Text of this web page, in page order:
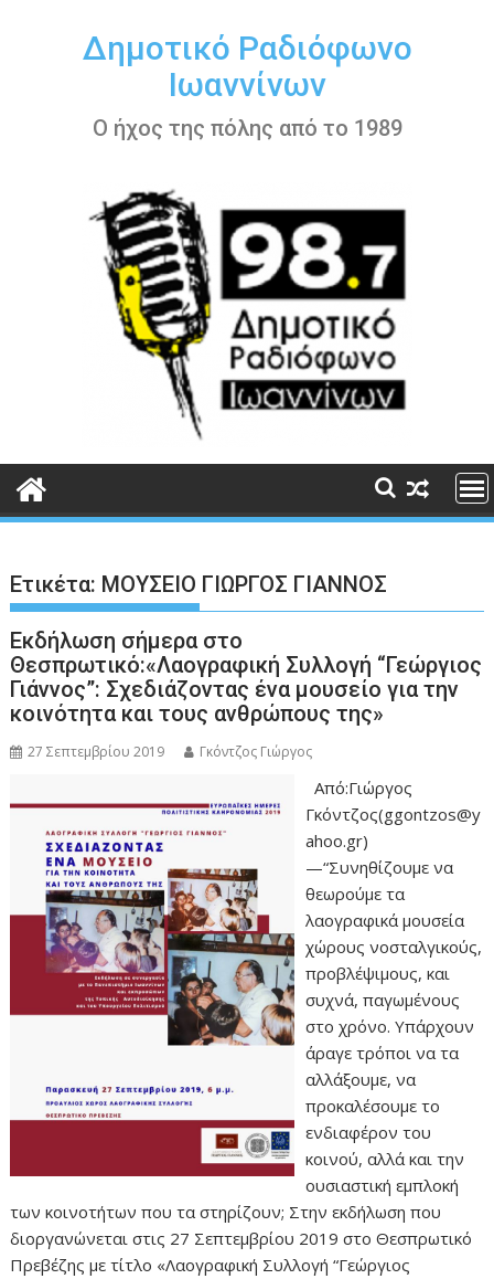
περιεχόμενοΔημοτικό Ραδιόφωνο
Ιωαννίνων
Ο ήχος της πόλης από το 1989
Ετικέτα: ΜΟΥΣΕΙΟ ΓΙΩΡΓΟΣ ΓΙΑΝΝΟΣ
Εκδήλωση σήμερα στο
Θεσπρωτικό:«Λαογραφική Συλλογή “Γεώργιος
Γιάννος”: Σχεδιάζοντας ένα μουσείο για την
κοινότητα και τους ανθρώπους της»
27 Σεπτεμβρίου 2019 Γκόντζος Γιώργος
Από:Γιώργος
Γκόντζος(ggontzos@y
ahoo.gr)
—“Συνηθίζουμε να
θεωρούμε τα
λαογραφικά μουσεία
χώρους νοσταλγικούς,
προβλέψιμους, και
συχνά, παγωμένους
στο χρόνο. Υπάρχουν
άραγε τρόποι να τα
αλλάξουμε, να
προκαλέσουμε το
ενδιαφέρον του
κοινού, αλλά και την
ουσιαστική εμπλοκή
των κοινοτήτων που τα στηρίζουν; Στην εκδήλωση που
διοργανώνεται στις 27 Σεπτεμβρίου 2019 στο Θεσπρωτικό
Πρεβέζης με τίτλο «Λαογραφική Συλλογή “Γεώργιος